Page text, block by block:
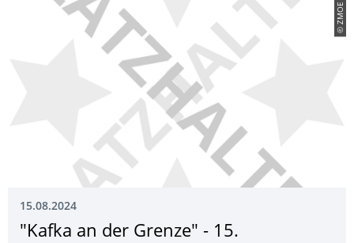
© ZMOE
15.08.2024
"Kafka an der Grenze" - 15.